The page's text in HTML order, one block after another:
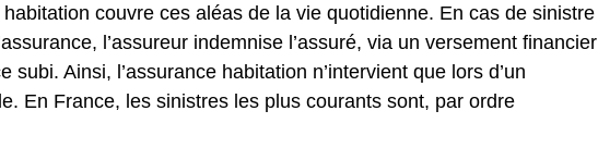
couvre ces aléas de la vie quotidienne. En cas de sinistre
l’assureur indemnise l’assuré, via un versement financier
subi. Ainsi, l’assurance habitation n’intervient que lors d’un
En France, les sinistres les plus courants sont, par ordre